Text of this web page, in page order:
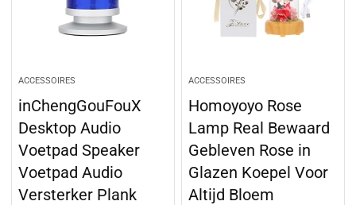
ACCESSOIRES
inChengGouFouX
Desktop Audio
Voetpad Speaker
Voetpad Audio
Versterker Plank
ACCESSOIRES
Homoyoyo Rose
Lamp Real Bewaard
Gebleven Rose in
Glazen Koepel Voor
Altijd Bloem